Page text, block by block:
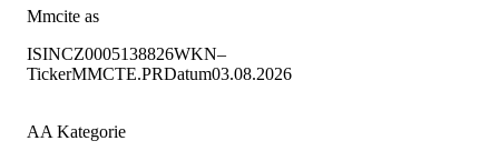
Mmcite as
ISINCZ0005138826WKN–
TickerMMCTE.PRDatum03.08.2026
AA Kategorie